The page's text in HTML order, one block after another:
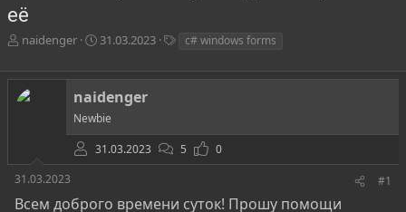
её
А
т
о
р
ы
naidenger
Д
т
а
н
а
ч
а
л
31.03.2023
г
c# windows forms
naidenger
Newbie
31.03.2023
5
0
31.03.2023
#1
Всем доброго времени суток! Прошу помощи